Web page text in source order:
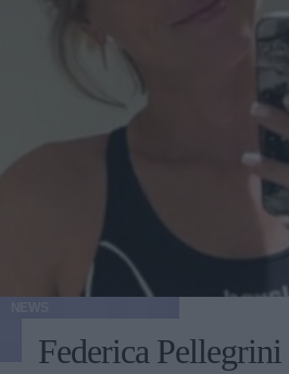
Federica